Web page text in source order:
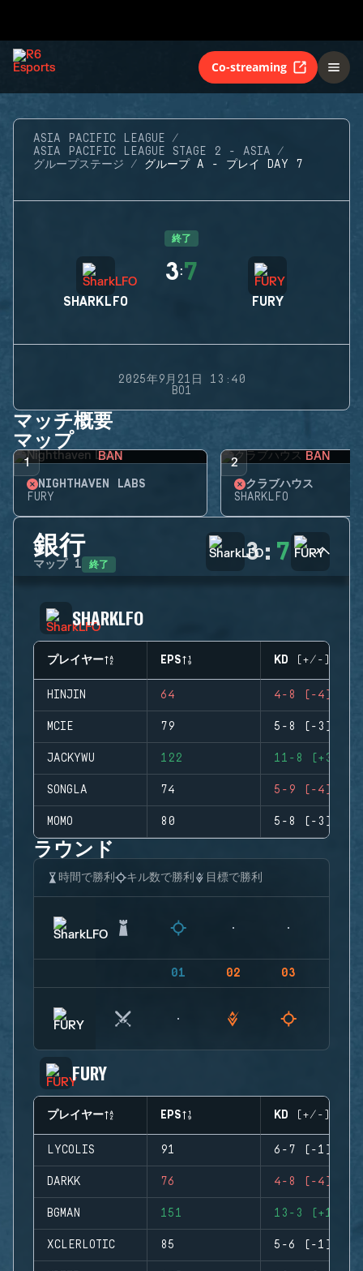
Co-streaming
ASIA PACIFIC LEAGUE
ASIA PACIFIC LEAGUE STAGE 2 - ASIA
グループステージ
グループ A - プレイ DAY 7
終了
SHARKLFO
3:7
FURY
2025年9月21日 13:40
BO1
マッチ概要
マップ
1 BAN
NIGHTHAVEN LABS
FURY
2 BAN
クラブハウス
SHARKLFO
銀行
マップ 1 終了 3: 7
SHARKLFO
プレイヤー EPS KD (+/-)
HINJIN 64 4-8 (-4)
MCIE 79 5-8 (-3)
JACKYWU 122 11-8 (+3)
SONGLA 74 5-9 (-4)
MOMO 80 5-8 (-3)
ラウンド
時間で勝利 キル数で勝利 目標で勝利
01 02 03
FURY
プレイヤー EPS KD (+/-)
LYCOLIS 91 6-7 (-1)
DARKK 76 4-8 (-4)
BGMAN 151 13-3 (+10)
XCLERLOTIC 85 5-6 (-1)